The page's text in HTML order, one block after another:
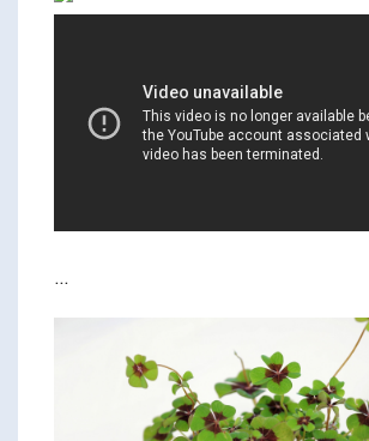
…